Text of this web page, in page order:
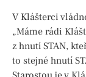
V Klášterci
„Máme rádi
z hnutí STAN,
to stejné hnutí